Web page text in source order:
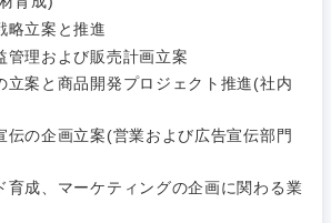
略立案と推進
管理および販売計画立案
立案と商品開発プロジェクト推進(社内
伝の企画立案(営業および広告宣伝部門
育成、マーケティングの企画に関わる業
新規事業企画・立上げ
M&A・事業投資
経営企画
政策渉外
・金属
品・アパレル・消費財
・ヘルスケア・ライフサイエンス
条件を入力ください